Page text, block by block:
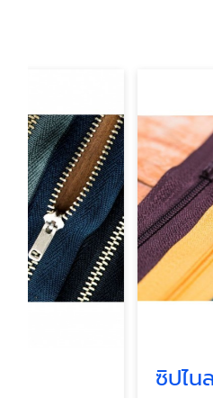
ซิปไนลอน ขายส่ง